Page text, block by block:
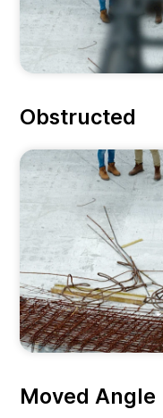
Obstructed
Moved Angle